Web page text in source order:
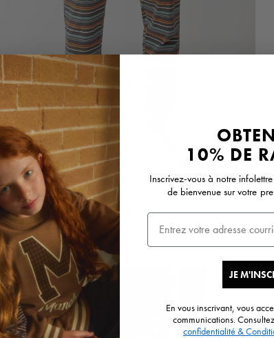
APERÇU RAPIDE
CHOC
de pyjama à motifs en coton bio
$
15.00 $
Gris Charcoal
en 2 couleurs
SOLDE
10% DE
Inscrivez-vous à notre
de bienvenue sur votre
JE
En vous inscrivant, vous
communications.
confidentialité &